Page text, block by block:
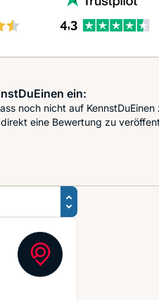
ein:
noch nicht auf
eine Bewertung zu